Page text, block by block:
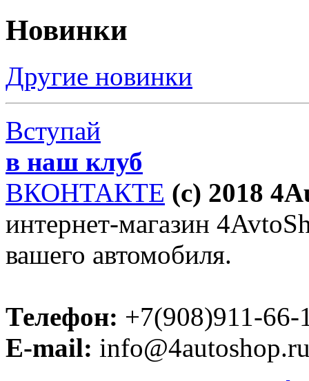
Новинки
Другие новинки
Вступай
в наш клуб
ВКОНТАКТЕ (c) 2018
интернет-магазин
вашего автомобиля.
Телефон: +7(908)911-66-
E-mail: